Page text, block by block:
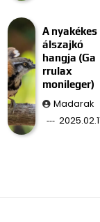
A nyakékes
álszajkó
hangja (Ga
rrulax
monileger)
Madarak